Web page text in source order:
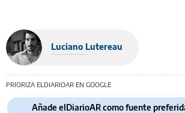
Luciano Lutereau
PRIORIZA ELDIARIOAR EN GOOGLE
Añade elDiarioAR como fuente